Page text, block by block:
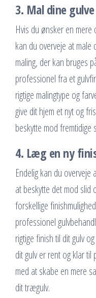
3. Mal dine gulve
Hvis du ønsker en
kan du overveje at male
maling, der kan bruges
professionel fra et
rigtige malingtype og
give dit hjem et nyt og
beskytte mod fremtidige
4. Læg en ny
Endelig kan du
at beskytte det mod slid
forskellige
professionel
rigtige finish til dit gulv
dit gulv er rent og klar
med at skabe en mere
dit trægulv.